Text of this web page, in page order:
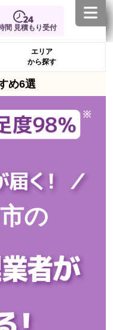
間 見積もり受付
エリア
から探す
め6選
の